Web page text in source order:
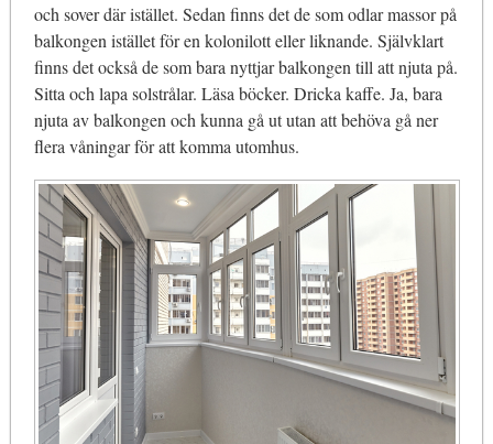
och sover där istället. Sedan finns det de som odlar massor på
balkongen istället för en kolonilott eller liknande. Självklart
finns det också de som bara nyttjar balkongen till att njuta på.
Sitta och lapa solstrålar. Läsa böcker. Dricka kaffe. Ja, bara
njuta av balkongen och kunna gå ut utan att behöva gå ner
flera våningar för att komma utomhus.